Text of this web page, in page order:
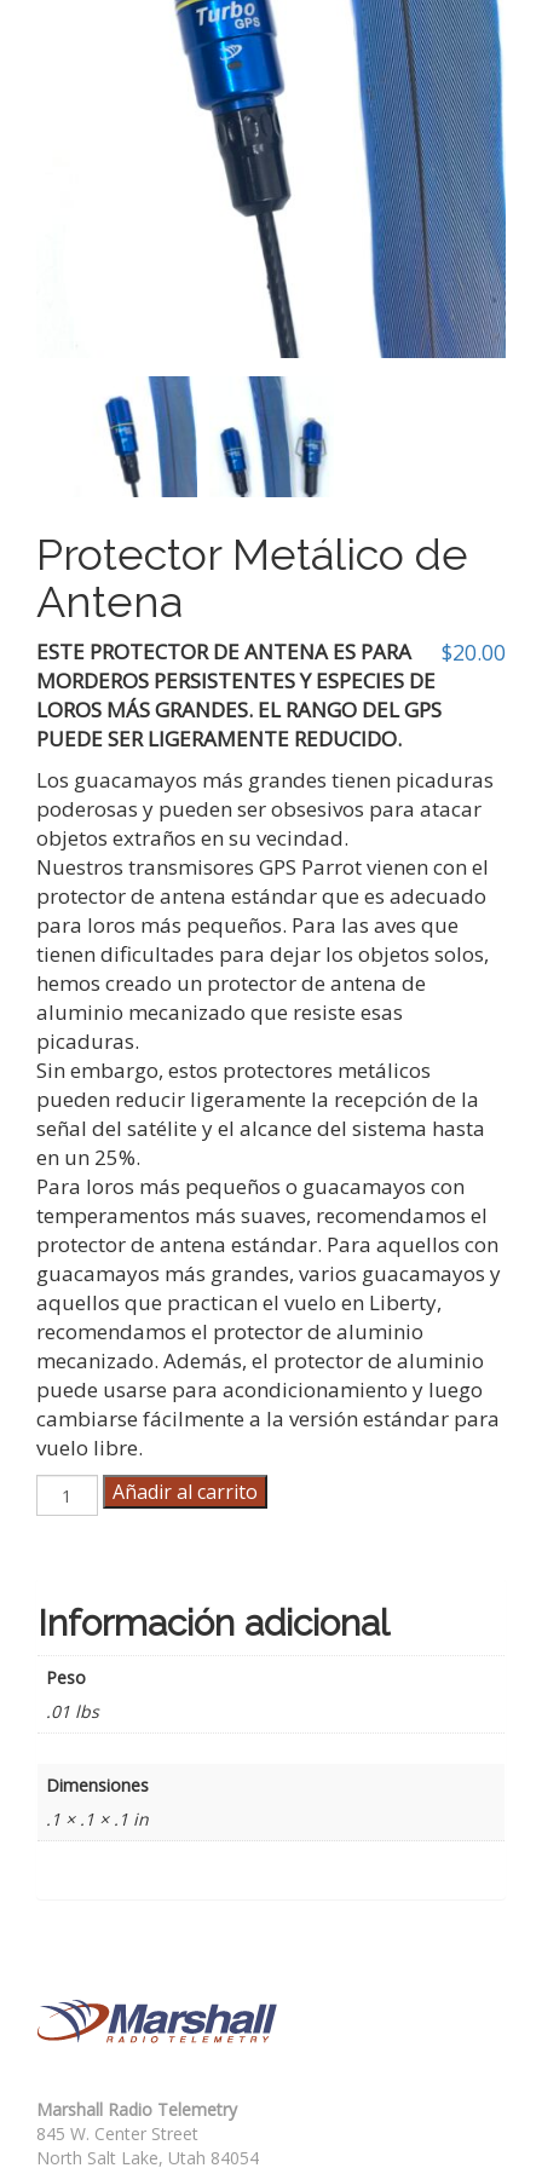
Protector Metálico de
Antena
$20.00
ESTE PROTECTOR DE ANTENA ES PARA
MORDEROS PERSISTENTES Y ESPECIES DE
LOROS MÁS GRANDES. EL RANGO DEL GPS
PUEDE SER LIGERAMENTE REDUCIDO.
Los guacamayos más grandes tienen picaduras
poderosas y pueden ser obsesivos para atacar
objetos extraños en su vecindad.
Nuestros transmisores GPS Parrot vienen con el
protector de antena estándar que es adecuado
para loros más pequeños. Para las aves que
tienen dificultades para dejar los objetos solos,
hemos creado un protector de antena de
aluminio mecanizado que resiste esas
picaduras.
Sin embargo, estos protectores metálicos
pueden reducir ligeramente la recepción de la
señal del satélite y el alcance del sistema hasta
en un 25%.
Para loros más pequeños o guacamayos con
temperamentos más suaves, recomendamos el
protector de antena estándar. Para aquellos con
guacamayos más grandes, varios guacamayos y
aquellos que practican el vuelo en Liberty,
recomendamos el protector de aluminio
mecanizado. Además, el protector de aluminio
puede usarse para acondicionamiento y luego
cambiarse fácilmente a la versión estándar para
vuelo libre.
Protector
Metálico
Añadir al carrito
Información adicional
Peso
.01 lbs
Dimensiones
.1 × .1 × .1 in
Marshall Radio Telemetry
845 W. Center Street
North Salt Lake, Utah 84054